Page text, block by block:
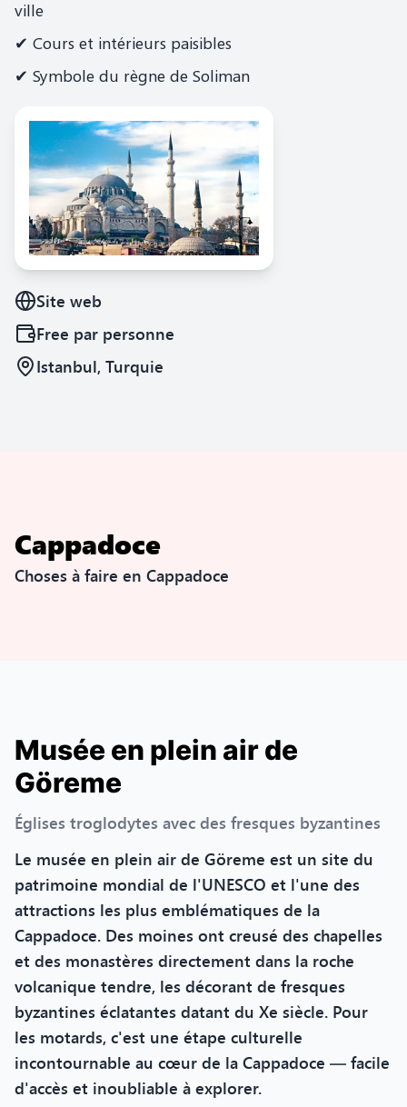
ville
✔ Cours et intérieurs paisibles
✔ Symbole du règne de Soliman
Site web
Free par personne
Istanbul, Turquie
Cappadoce
Choses à faire en Cappadoce
Musée en plein air de
Göreme
Églises troglodytes avec des fresques byzantines
Le musée en plein air de Göreme est un site du
patrimoine mondial de l'UNESCO et l'une des
attractions les plus emblématiques de la
Cappadoce. Des moines ont creusé des chapelles
et des monastères directement dans la roche
volcanique tendre, les décorant de fresques
byzantines éclatantes datant du Xe siècle. Pour
les motards, c'est une étape culturelle
incontournable au cœur de la Cappadoce — facile
d'accès et inoubliable à explorer.